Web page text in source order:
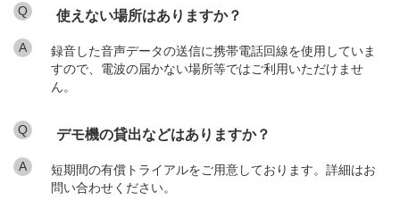
Q 使えない場所はありますか？
A
録音した音声データの送信に携帯電話回線を使用していま
すので、電波の届かない場所等ではご利用いただけませ
ん。
Q デモ機の貸出などはありますか？
A
短期間の有償トライアルをご用意しております。詳細はお
問い合わせください。